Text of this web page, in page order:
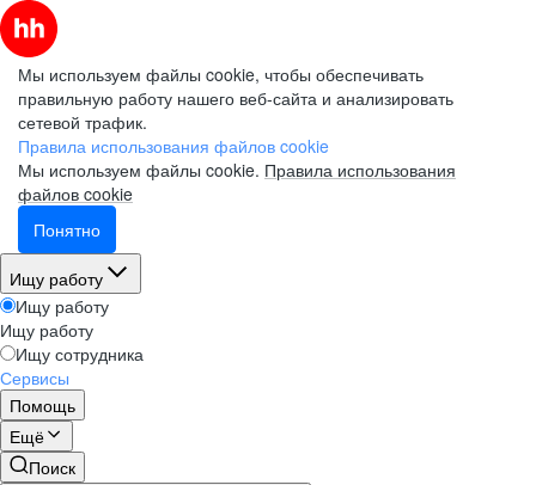
Мы используем файлы cookie, чтобы обеспечивать
правильную работу нашего веб-сайта и анализировать
сетевой трафик.
Правила использования файлов cookie
Мы используем файлы cookie. Правила использования
файлов cookie
Понятно
Ищу работу
Ищу работу
Ищу работу
Ищу сотрудника
Сервисы
Помощь
Ещё
Поиск